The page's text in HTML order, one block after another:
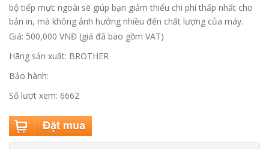
bộ tiếp mực ngoài sẽ giúp bạn giảm thiểu chi phí thấp nhất cho
bản in, mà không ảnh hưởng nhiều đến chất lượng của máy.
Giá: 500,000 VNĐ (giá đã bao gồm VAT)
Hãng sản xuất: BROTHER
Bảo hành:
Số lượt xem: 6662